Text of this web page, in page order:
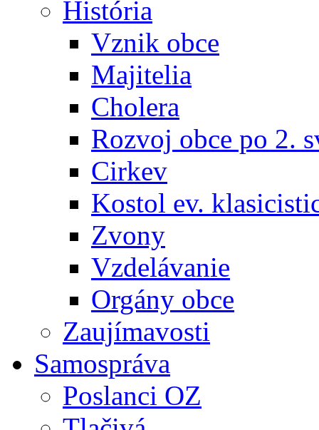
História
Vznik obce
Majitelia
Cholera
Rozvoj obce po 2.
Cirkev
Kostol ev.
Zvony
Vzdelávanie
Orgány obce
Zaujímavosti
Samospráva
Poslanci OZ